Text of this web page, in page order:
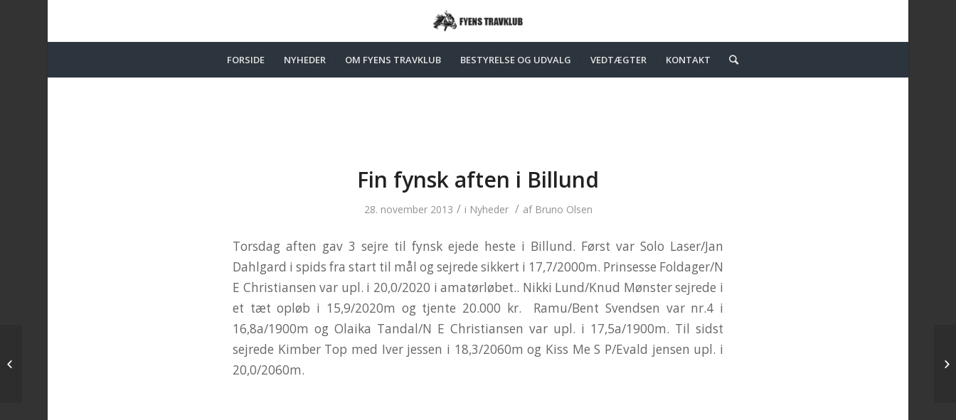
FORSIDE NYHEDER OM FYENS TRAVKLUB BESTYRELSE OG UDVALG VEDTÆGTER KONTAKT
Fin fynsk aften i Billund
28. november 2013 / i Nyheder / af Bruno Olsen
Torsdag aften gav 3 sejre til fynsk ejede heste i Billund. Først var Solo Laser/Jan
Dahlgard i spids fra start til mål og sejrede sikkert i 17,7/2000m. Prinsesse Foldager/N
E Christiansen var upl. i 20,0/2020 i amatørløbet.. Nikki Lund/Knud Mønster sejrede i
et tæt opløb i 15,9/2020m og tjente 20.000 kr. Ramu/Bent Svendsen var nr.4 i
16,8a/1900m og Olaika Tandal/N E Christiansen var upl. i 17,5a/1900m. Til sidst
sejrede Kimber Top med Iver jessen i 18,3/2060m og Kiss Me S P/Evald jensen upl. i
20,0/2060m.